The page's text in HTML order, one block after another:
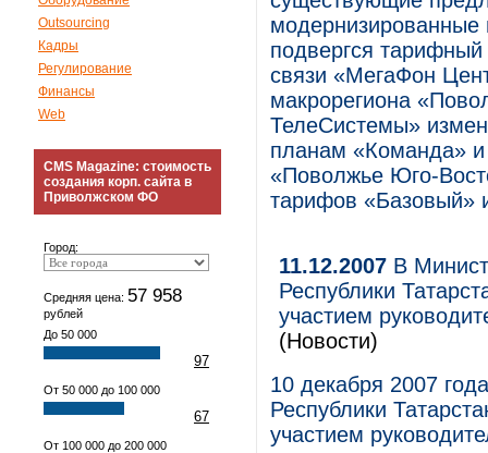
Outsourcing
Кадры
Регулирование
Финансы
Web
CMS Magazine: стоимость
создания корп. сайта в
Приволжском ФО
Город:
Средняя цена: 57 958
рублей
До 50 000
97
От 50 000 до 100 000
67
От 100 000 до 200 000
модернизированные
подвергся
связи «МегаФон
макрорегиона
ТелеСистемы»
планам «Команда»
«Поволжье Юго-
тарифов «Базовый»
11.12.2007 В
Республики
участием
(Новости)
10 декабря 2007
Республики
участием